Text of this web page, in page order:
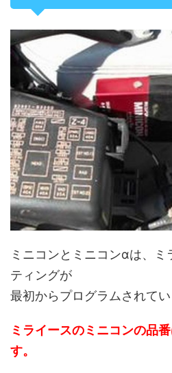
ミニコンとミニコンαは、ミ
ティングが
最初からプログラムされてい
ミライースのミニコンの品
す。